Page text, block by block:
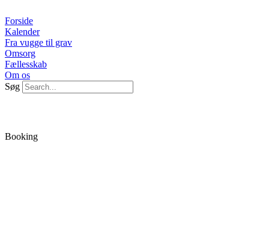
til
indhold
Forside
Kalender
Fra vugge til grav
Omsorg
Fællesskab
Om os
Søg
Booking